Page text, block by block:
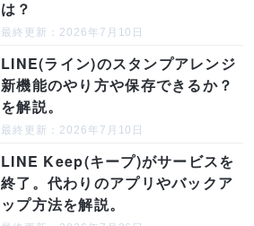
は？
最終更新：2026年7月10日
LINE(ライン)のスタンプアレンジ
新機能のやり方や保存できるか？
を解説。
最終更新：2026年7月10日
LINE Keep(キープ)がサービスを
終了。代わりのアプリやバックア
ップ方法を解説。